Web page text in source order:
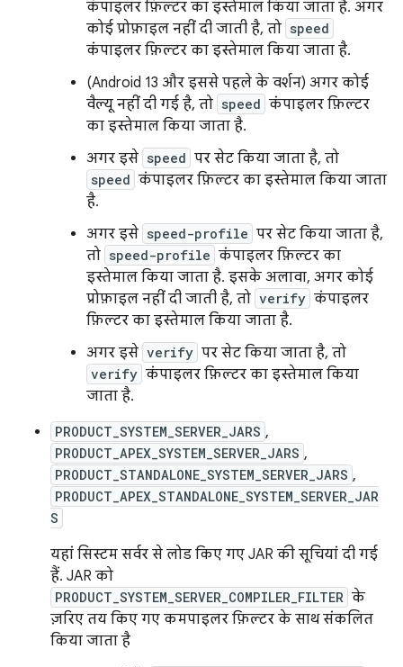
कंपाइलर फ़िल्टर का इस्तेमाल किया जाता है. अगर
कोई प्रोफ़ाइल नहीं दी जाती है, तो speed
कंपाइलर फ़िल्टर का इस्तेमाल किया जाता है.
(Android 13 और इससे पहले के वर्शन) अगर कोई
वैल्यू नहीं दी गई है, तो speed कंपाइलर फ़िल्टर
का इस्तेमाल किया जाता है.
अगर इसे speed पर सेट किया जाता है, तो
speed कंपाइलर फ़िल्टर का इस्तेमाल किया जाता
है.
अगर इसे speed-profile पर सेट किया जाता है,
तो speed-profile कंपाइलर फ़िल्टर का
इस्तेमाल किया जाता है. इसके अलावा, अगर कोई
प्रोफ़ाइल नहीं दी जाती है, तो verify कंपाइलर
फ़िल्टर का इस्तेमाल किया जाता है.
अगर इसे verify पर सेट किया जाता है, तो
verify कंपाइलर फ़िल्टर का इस्तेमाल किया
जाता है.
PRODUCT_SYSTEM_SERVER_JARS ,
PRODUCT_APEX_SYSTEM_SERVER_JARS ,
PRODUCT_STANDALONE_SYSTEM_SERVER_JARS ,
PRODUCT_APEX_STANDALONE_SYSTEM_SERVER_JAR
S
यहां सिस्टम सर्वर से लोड किए गए JAR की सूचियां दी गई
हैं. JAR को
PRODUCT_SYSTEM_SERVER_COMPILER_FILTER के
ज़रिए तय किए गए कमपाइलर फ़िल्टर के साथ संकलित
किया जाता है